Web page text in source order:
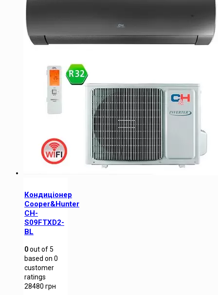
Кондиціонер
Cooper&Hunter
CH-
S09FTXD2-
BL
0out of5
based on 0
customer
ratings
28480 грн